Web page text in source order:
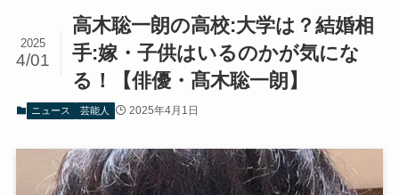
高木聡一朗の高校:大学は？結婚相
手:嫁・子供はいるのかが気にな
る！【俳優・髙木聡一朗】
2025
4/01
ニュース 芸能人 2025年4月1日